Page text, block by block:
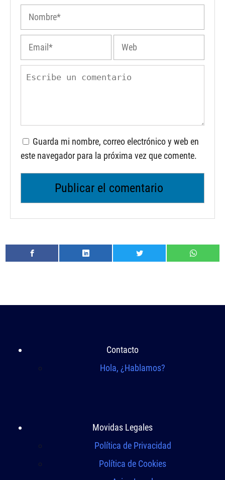
Guarda mi nombre, correo electrónico y web en
este navegador para la próxima vez que comente.
Contacto
Hola, ¿Hablamos?
Movidas Legales
Política de Privacidad
Política de Cookies